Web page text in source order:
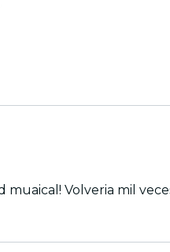
Una velada hermosa y gran calidad muaical! Volveria mil